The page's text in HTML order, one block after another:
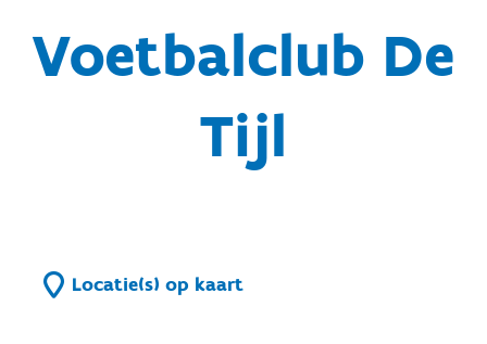
Voetbalclub De
Tijl
Locatie(s) op kaart